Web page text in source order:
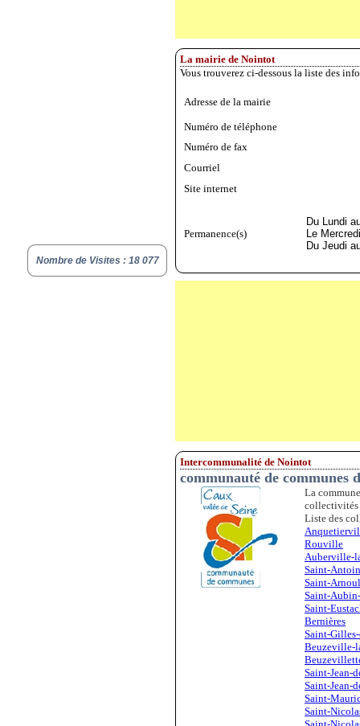
Nombre de Visites : 18 077
La mairie de Nointot
Vous trouverez ci-dessous la liste des
Adresse de la mairie
Numéro de téléphone
Numéro de fax
Courriel
Site internet
Permanence(s)
Du Lundi
Le
Du Jeudi
Intercommunalité de Nointot
communauté de communes
La
collectivités
Liste des
Rouville
Auberville-
Saint-
Saint-
Saint-
Saint-
Bernières
Saint-
Beuzeville-
Saint-Jean-
Saint-Jean-
Saint-
Saint-